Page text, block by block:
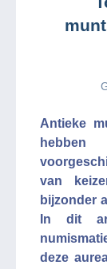
Antieke
van
bijzonder
In dit
deze